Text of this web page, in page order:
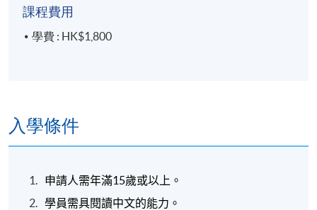
課程費用
學費 : HK$1,800
入學條件
申請人需年滿15歲或以上。
學員需具閱讀中文的能力。